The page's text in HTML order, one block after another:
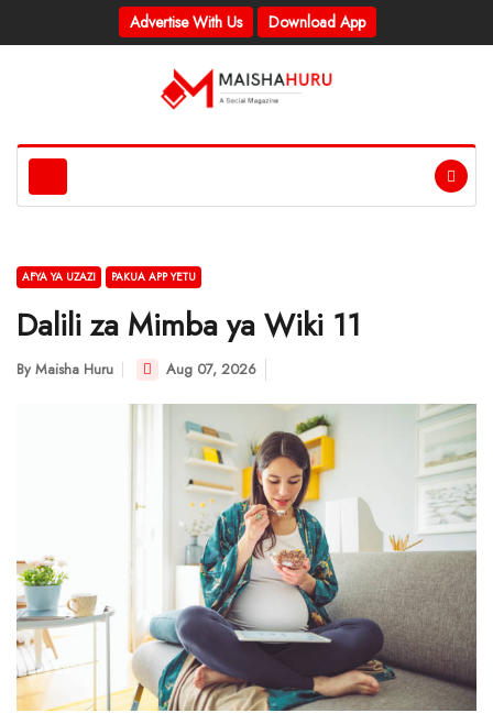
Advertise With Us Download App
AFYA YA UZAZI PAKUA APP YETU
Dalili za Mimba ya Wiki 11
By Maisha Huru Aug 07, 2026